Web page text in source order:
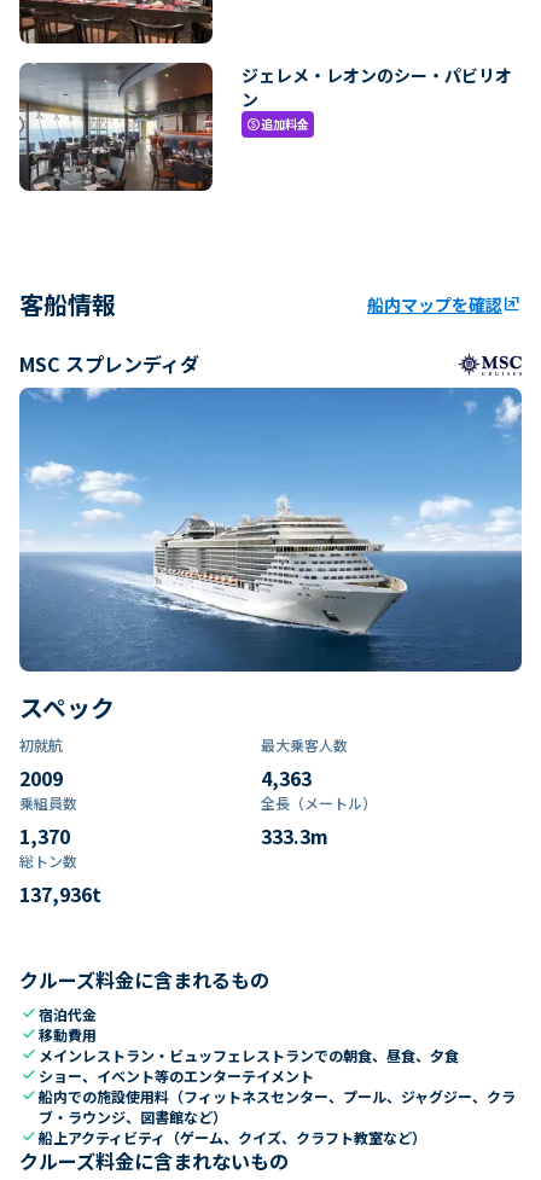
ジェレメ・レオンのシー・パビリオ
ン
paid追加料金
客船情報 船内マップを確認ungroup
MSC スプレンディダ
スペック
初就航
2009
最大乗客人数
4,363
乗組員数​
1,370
全長（メートル）
333.3m
総トン数​
137,936t
クルーズ料金に含まれるもの
check宿泊代金
check移動費用
check メインレストラン・ビュッフェレストランでの朝食、昼食、夕食
check ショー、イベント等のエンターテイメント
check船内での施設使用料（フィットネスセンター、プール、ジャグジー、クラ
ブ・ラウンジ、図書館など）
check船上アクティビティ（ゲーム、クイズ、クラフト教室など）
クルーズ料金に含まれないもの